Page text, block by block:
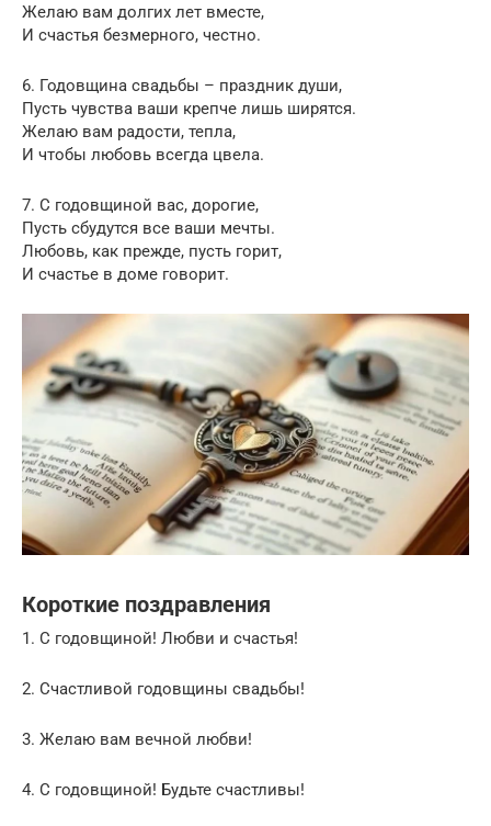
Желаю вам долгих лет вместе,
И счастья безмерного, честно.
6. Годовщина свадьбы – праздник души,
Пусть чувства ваши крепче лишь ширятся.
Желаю вам радости, тепла,
И чтобы любовь всегда цвела.
7. С годовщиной вас, дорогие,
Пусть сбудутся все ваши мечты.
Любовь, как прежде, пусть горит,
И счастье в доме говорит.
Короткие поздравления
1. С годовщиной! Любви и счастья!
2. Счастливой годовщины свадьбы!
3. Желаю вам вечной любви!
4. С годовщиной! Будьте счастливы!